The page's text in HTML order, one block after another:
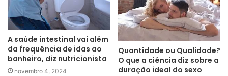
A saúde intestinal vai além
da frequência de idas ao
banheiro, diz nutricionista
novembro 4, 2024
Quantidade ou Qualidade?
O que a ciência diz sobre a
duração ideal do sexo